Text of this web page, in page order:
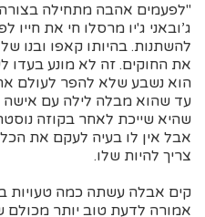
"לפעמים אהבה מתחילה
ג’ובאני ג'יו מרסלו חי את חייו
להשתנות. בהיותו קאפו ובנו
את החוקים. זה לא מונע
הוא נשבע שלא להפר לעולם
עד שהוא מבלה לילה עם אישה
שהיא שייכת לאחר בקוזה
אבל אין לו בעיה לעקם את
צריך להיות שלו.
קים אבלה עשתה כמה טעויות
אמורה לדעת טוב יותר